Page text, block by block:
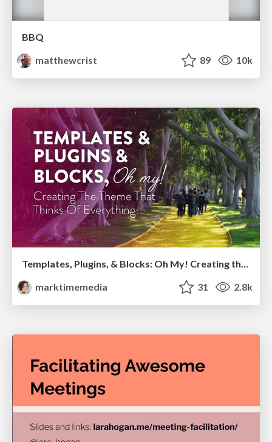
BBQ
matthewcrist
89 10k
Templates, Plugins, & Blocks: Oh My! Creating the theme that thinks of everything
marktimemedia
31 2.8k